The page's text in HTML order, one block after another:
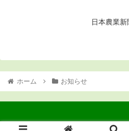
日本農業新
ホーム お知らせ